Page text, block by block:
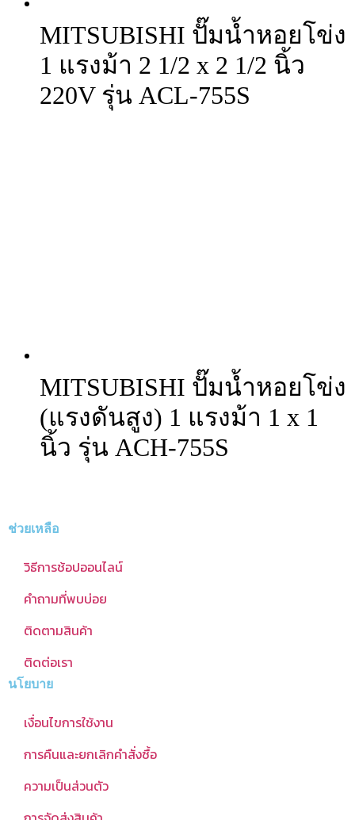
MITSUBISHI ปั๊มน้ำหอยโข่ง
1 แรงม้า 2 1/2 x 2 1/2 นิ้ว
220V รุ่น ACL-755S
MITSUBISHI ปั๊มน้ำหอยโข่ง
(แรงดันสูง) 1 แรงม้า 1 x 1
นิ้ว รุ่น ACH-755S
ช่วยเหลือ
วิธีการช้อปออนไลน์
คำถามที่พบบ่อย
ติดตามสินค้า
ติดต่อเรา
นโยบาย
เงื่อนไขการใช้งาน
การคืนและยกเลิกคำสั่งซื้อ
ความเป็นส่วนตัว